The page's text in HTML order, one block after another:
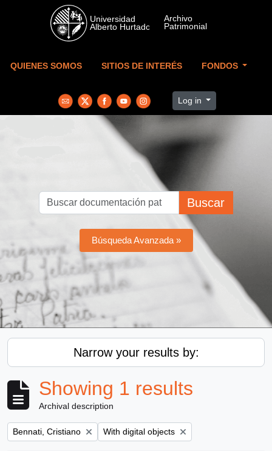
Skip to main content
QUIENES SOMOS SITIOS DE INTERÉS FONDOS
Log in
Buscar
Búsqueda Avanzada »
Narrow your results by:
Showing 1 results
Archival description
Remove filter:
Bennati, Cristiano Remove filter:
With digital objects